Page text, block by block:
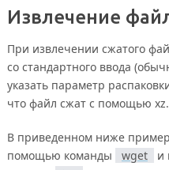
Извлечение
При извлечении сжатого
со стандартного ввода
указать параметр
что файл сжат с помощью xz.
В приведенном ниже
помощью команды
wget
и